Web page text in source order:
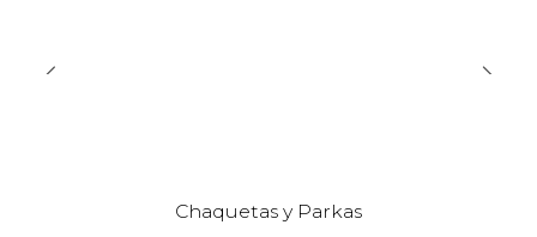
Chaquetas y Parkas